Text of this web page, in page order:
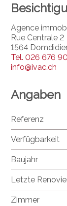
Agence
Rue Centrale 2
1564
Tel.026 676
info@ivac.ch
Angaben
Referenz
Verfügbarkeit
Baujahr
Letzte
Zimmer